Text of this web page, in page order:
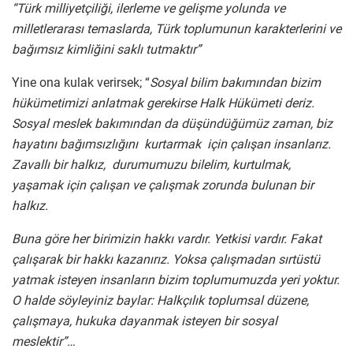
“Türk milliyetçiliği, ilerleme ve gelişme yolunda ve
milletlerarası temaslarda, Türk toplumunun karakterlerini ve
bağımsız kimliğini saklı tutmaktır”
Yine ona kulak verirsek; “Sosyal bilim bakımından bizim
hükümetimizi anlatmak gerekirse Halk Hükümeti deriz.
Sosyal meslek bakımından da düşündüğümüz zaman, biz
hayatını bağımsızlığını kurtarmak için çalışan insanlarız.
Zavallı bir halkız, durumumuzu bilelim, kurtulmak,
yaşamak için çalışan ve çalışmak zorunda bulunan bir
halkız.
Buna göre her birimizin hakkı vardır. Yetkisi vardır. Fakat
çalışarak bir hakkı kazanırız. Yoksa çalışmadan sırtüstü
yatmak isteyen insanların bizim toplumumuzda yeri yoktur.
O halde söyleyiniz baylar: Halkçılık toplumsal düzene,
çalışmaya, hukuka dayanmak isteyen bir sosyal
meslektir”…